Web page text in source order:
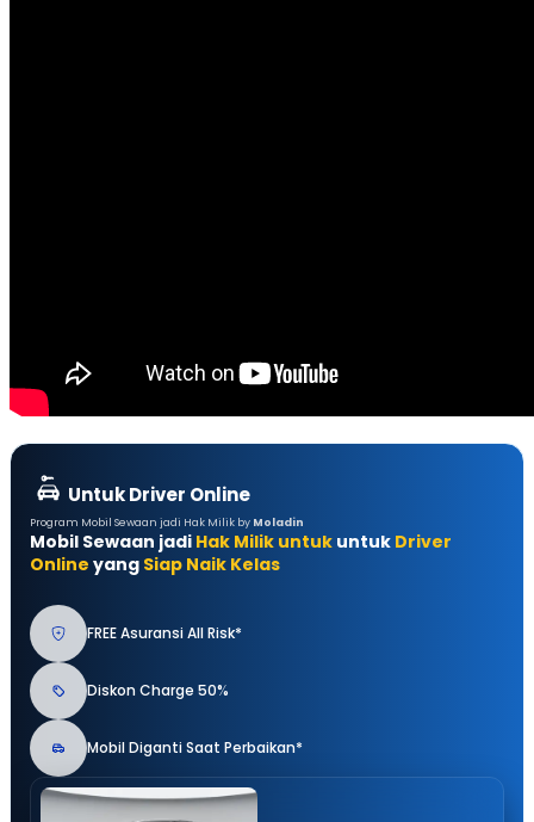
Untuk Driver Online
Program Mobil Sewaan jadi Hak Milik by Moladin
Mobil Sewaan jadi Hak Milik untuk untuk Driver
Online yang Siap Naik Kelas
FREE Asuransi All Risk*
Diskon Charge 50%
Mobil Diganti Saat Perbaikan*